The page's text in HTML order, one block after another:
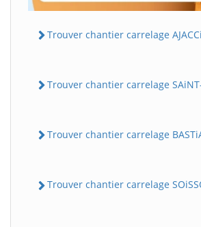
Trouver chantier carrelage
Trouver chantier carrelage
Trouver chantier carrelage
Trouver chantier carrelage